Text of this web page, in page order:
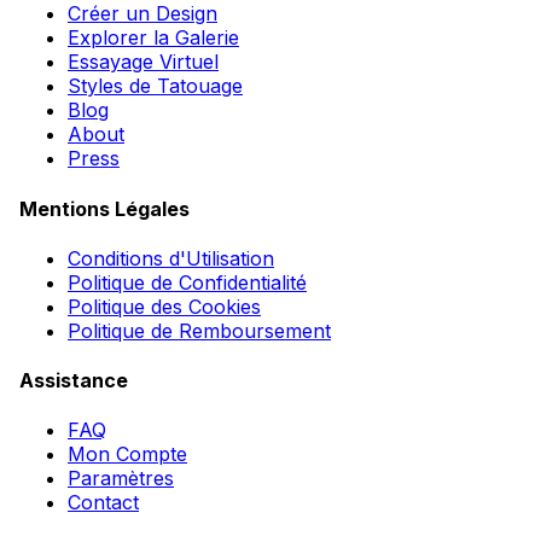
Créer un Design
Explorer la Galerie
Essayage Virtuel
Styles de Tatouage
Blog
About
Press
Mentions Légales
Conditions d'Utilisation
Politique de Confidentialité
Politique des Cookies
Politique de Remboursement
Assistance
FAQ
Mon Compte
Paramètres
Contact